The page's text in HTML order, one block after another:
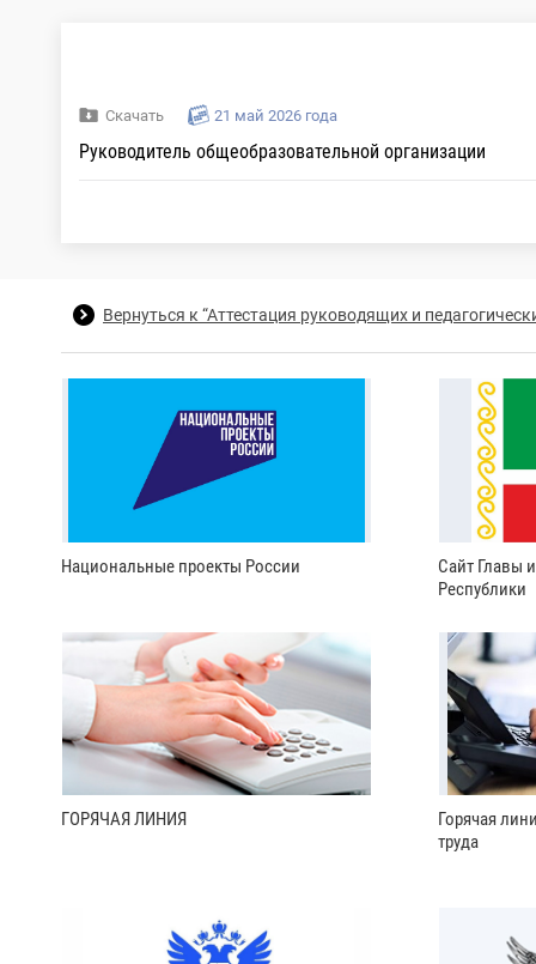
Скачать 21 май 2026 года
Руководитель общеобразовательной организации
Вернуться к “Аттестация руководящих и
Национальные проекты России
Сайт Главы
Республики
ГОРЯЧАЯ ЛИНИЯ
Горячая
труда